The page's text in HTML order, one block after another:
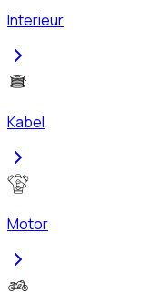
Interieur
Kabel
Motor